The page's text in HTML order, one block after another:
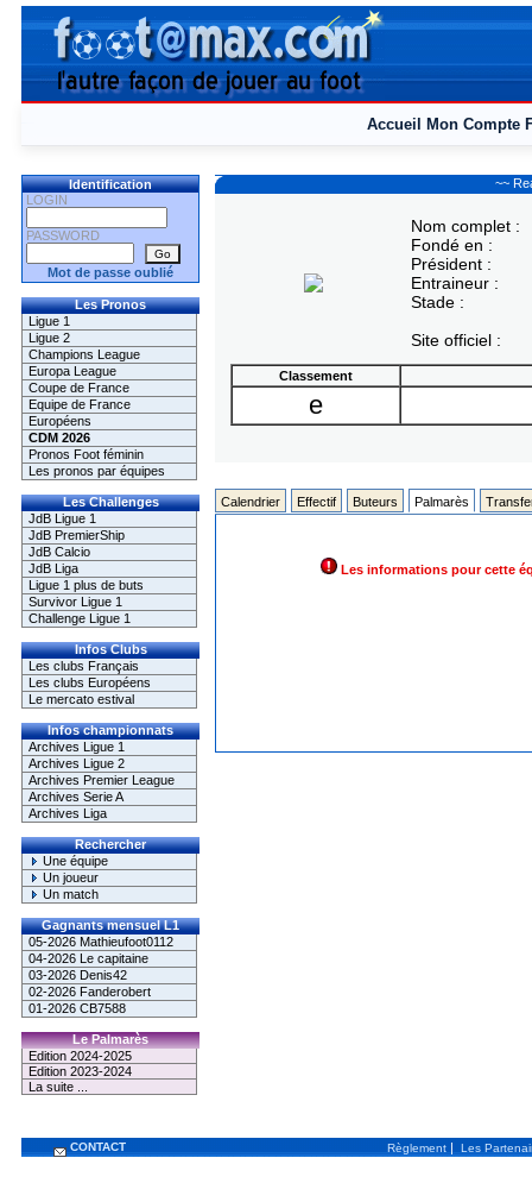
Accueil Mon Compte
Identification
LOGIN
PASSWORD
Mot de passe oublié
Les Pronos
Ligue 1
Ligue 2
Champions League
Europa League
Coupe de France
Equipe de France
Européens
CDM 2026
Pronos Foot féminin
Les pronos par équipes
Les Challenges
JdB Ligue 1
JdB PremierShip
JdB Calcio
JdB Liga
Ligue 1 plus de buts
Survivor Ligue 1
Challenge Ligue 1
Infos Clubs
Les clubs Français
Les clubs Européens
Le mercato estival
Infos championnats
Archives Ligue 1
Archives Ligue 2
Archives Premier League
Archives Serie A
Archives Liga
Rechercher
Une équipe
Un joueur
Un match
Gagnants mensuel L1
05-2026 Mathieufoot0112
04-2026 Le capitaine
03-2026 Denis42
02-2026 Fanderobert
01-2026 CB7588
Le Palmarès
Edition 2024-2025
Edition 2023-2024
La suite ...
~~
Nom complet :
Fondé en :
Président :
Entraineur :
Stade :
Site officiel :
Classement
e
Calendrier Effectif Buteurs Palmarès
Les informations pour cette
CONTACT Règlement | Les